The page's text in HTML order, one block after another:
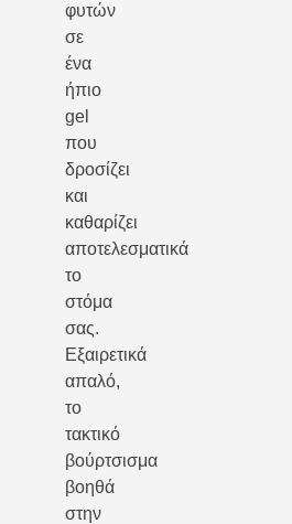
φυτών
σε
ένα
ήπιο
gel
που
δροσίζει
και
καθαρίζει
αποτελεσματικά
το
στόμα
σας.
Εξαιρετικά
απαλό,
το
τακτικό
βούρτσισμα
βοηθά
στην